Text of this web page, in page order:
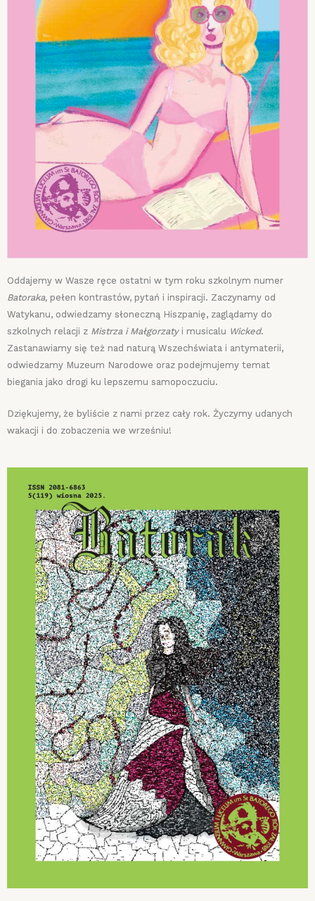
Oddajemy w Wasze ręce ostatni w tym roku szkolnym numer
Batoraka, pełen kontrastów, pytań i inspiracji. Zaczynamy od
Watykanu, odwiedzamy słoneczną Hiszpanię, zaglądamy do
szkolnych relacji z Mistrza i Małgorzatyi musicalu Wicked.
Zastanawiamy się też nad naturą Wszechświata i antymaterii,
odwiedzamy Muzeum Narodowe oraz podejmujemy temat
biegania jako drogi ku lepszemu samopoczuciu.
Dziękujemy, że byliście z nami przez cały rok. Życzymy udanych
wakacji i do zobaczenia we wrześniu!